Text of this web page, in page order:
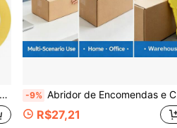
-9% Abridor de Encomendas e Cortador de Fita Portátil Multiuso para Casa e Viagem, Fácil de Usar (Cor Aleatória)
R$27,21